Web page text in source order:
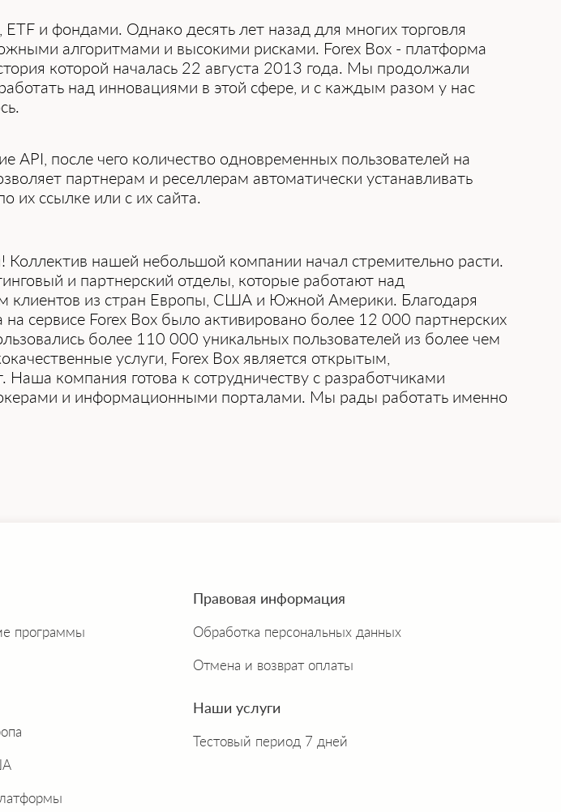
и фондами. Однако десять лет назад для многих торговля
алгоритмами и высокими рисками. Forex Box - платформа
которой началась 22 августа 2013 года. Мы продолжали
над инновациями в этой сфере, и с каждым разом у нас
после чего количество одновременных пользователей на
партнерам и реселлерам автоматически устанавливать
их ссылке или с их сайта.
нашей небольшой компании начал стремительно расти.
и партнерский отделы, которые работают над
клиентов из стран Европы, США и Южной Америки. Благодаря
сервисе Forex Box было активировано более 12 000 партнерских
более 110 000 уникальных пользователей из более чем
услуги, Forex Box является открытым,
компания готова к сотрудничеству с разработчиками
и информационными порталами. Мы рады работать именно
программы
Правовая информация
Обработка персональных данных
Отмена и возврат оплаты
Наши услуги
Тестовый период 7 дней